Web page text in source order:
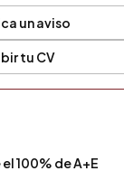
un aviso
tu CV
100% de A+E